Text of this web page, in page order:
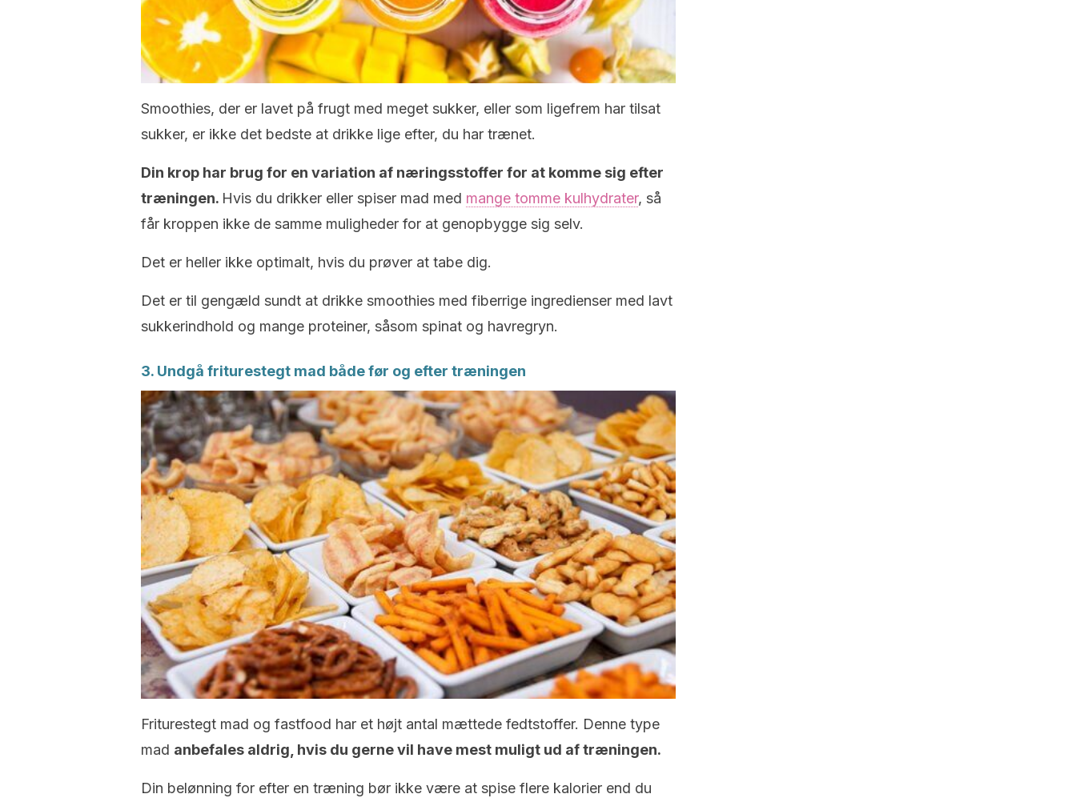
Smoothies, der er lavet på frugt med meget sukker, eller som ligefrem har tilsat
sukker, er ikke det bedste at drikke lige efter, du har trænet.
Din krop har brug for en variation af næringsstoffer for at komme sig efter
træningen. Hvis du drikker eller spiser mad med mange tomme kulhydrater, så
får kroppen ikke de samme muligheder for at genopbygge sig selv.
Det er heller ikke optimalt, hvis du prøver at tabe dig.
Det er til gengæld sundt at drikke smoothies med fiberrige ingredienser med lavt
sukkerindhold og mange proteiner, såsom spinat og havregryn.
3. Undgå friturestegt mad både før og efter træningen
Friturestegt mad og fastfood har et højt antal mættede fedtstoffer. Denne type
mad anbefales aldrig, hvis du gerne vil have mest muligt ud af træningen.
Din belønning for efter en træning bør ikke være at spise flere kalorier end du